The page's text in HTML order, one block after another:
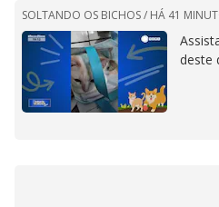
SOLTANDO OS BICHOS / HÁ 41
deste